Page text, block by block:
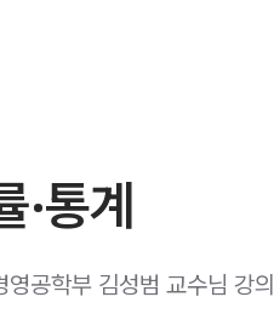
·통계
공학부 김성범 교수님 강의